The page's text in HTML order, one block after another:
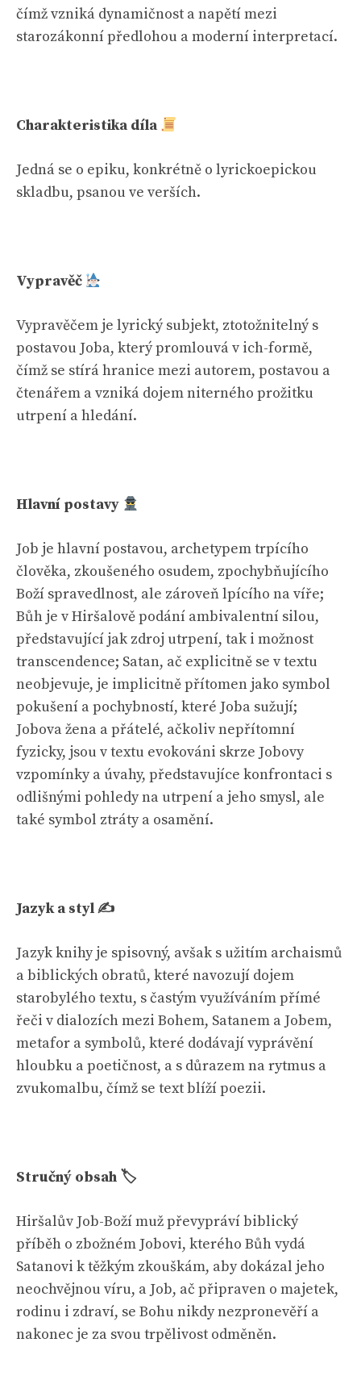
čímž vzniká dynamičnost a napětí mezi
starozákonní předlohou a moderní interpretací.
Charakteristika díla
Jedná se o epiku, konkrétně o lyrickoepickou
skladbu, psanou ve verších.
Vypravěč
Vypravěčem je lyrický subjekt, ztotožnitelný s
postavou Joba, který promlouvá v ich-formě,
čímž se stírá hranice mezi autorem, postavou a
čtenářem a vzniká dojem niterného prožitku
utrpení a hledání.
Hlavní postavy
Job je hlavní postavou, archetypem trpícího
člověka, zkoušeného osudem, zpochybňujícího
Boží spravedlnost, ale zároveň lpícího na víře;
Bůh je v Hiršalově podání ambivalentní silou,
představující jak zdroj utrpení, tak i možnost
transcendence; Satan, ač explicitně se v textu
neobjevuje, je implicitně přítomen jako symbol
pokušení a pochybností, které Joba sužují;
Jobova žena a přátelé, ačkoliv nepřítomní
fyzicky, jsou v textu evokováni skrze Jobovy
vzpomínky a úvahy, představujíce konfrontaci s
odlišnými pohledy na utrpení a jeho smysl, ale
také symbol ztráty a osamění.
Jazyk a styl ✍️
Jazyk knihy je spisovný, avšak s užitím archaismů
a biblických obratů, které navozují dojem
starobylého textu, s častým využíváním přímé
řeči v dialozích mezi Bohem, Satanem a Jobem,
metafor a symbolů, které dodávají vyprávění
hloubku a poetičnost, a s důrazem na rytmus a
zvukomalbu, čímž se text blíží poezii.
Stručný obsah 🏷
Hiršalův Job-Boží muž převypráví biblický
příběh o zbožném Jobovi, kterého Bůh vydá
Satanovi k těžkým zkouškám, aby dokázal jeho
neochvějnou víru, a Job, ač připraven o majetek,
rodinu i zdraví, se Bohu nikdy nezpronevěří a
nakonec je za svou trpělivost odměněn.